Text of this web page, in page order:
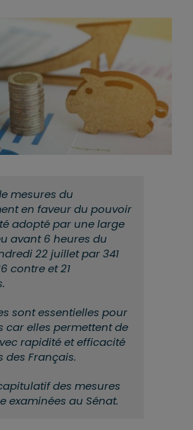
mesures du
en faveur du pouvoir
adopté par une large
avant 6 heures du
22 juillet par 341
contre et 21
sont essentielles pour
car elles permettent de
rapidité et efficacité
des Français.
des mesures
examinées au Sénat.